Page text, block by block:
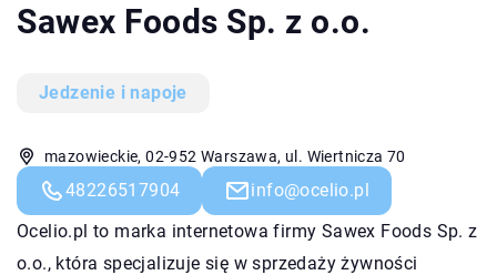
Sawex Foods Sp. z o.o.
Jedzenie i napoje
mazowieckie, 02-952 Warszawa, ul. Wiertnicza 70
48226517904
info@ocelio.pl
Ocelio.pl to marka internetowa firmy Sawex Foods Sp. z
o.o., która specjalizuje się w sprzedaży żywności